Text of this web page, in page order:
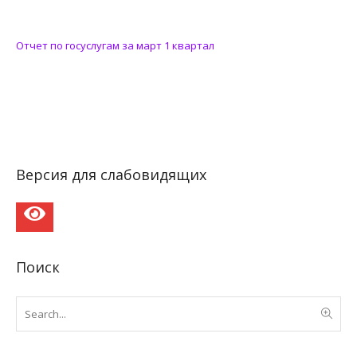
Отчет по госуслугам за март 1 квартал
Версия для слабовидящих
Поиск